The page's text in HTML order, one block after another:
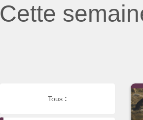
Cette
Tous :